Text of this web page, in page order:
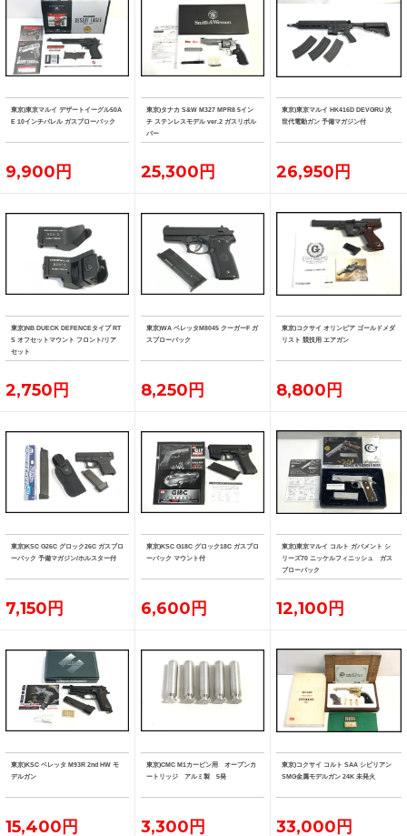
東京)東京マルイ デザートイーグル50A
E 10インチバレル ガスブローバック
9,900円
東京)タナカ S&W M327 MPR8 5イン
チ ステンレスモデル ver.2 ガスリボル
バー
25,300円
東京)東京マルイ HK416D DEVGRU 次
世代電動ガン 予備マガジン付
26,950円
東京)NB DUECK DEFENCEタイプ RT
S オフセットマウント フロント/リア
セット
2,750円
東京)WA ベレッタM8045 クーガーF ガ
スブローバック
8,250円
東京)コクサイ オリンピア ゴールドメダ
リスト 競技用 エアガン
8,800円
東京)KSC G26C グロック26C ガスブロ
ーバック 予備マガジン/ホルスター付
7,150円
東京)KSC G18C グロック18C ガスブロ
ーバック マウント付
6,600円
東京)東京マルイ コルト ガバメント シ
リーズ70 ニッケルフィニッシュ ガス
ブローバック
12,100円
東京)KSC ベレッタ M93R 2nd HW モ
デルガン
15,400円
東京)CMC M1カービン用 オープンカ
ートリッジ アルミ製 5発
3,300円
東京)コクサイ コルト SAA シビリアン
SMG金属モデルガン 24K 未発火
33,000円